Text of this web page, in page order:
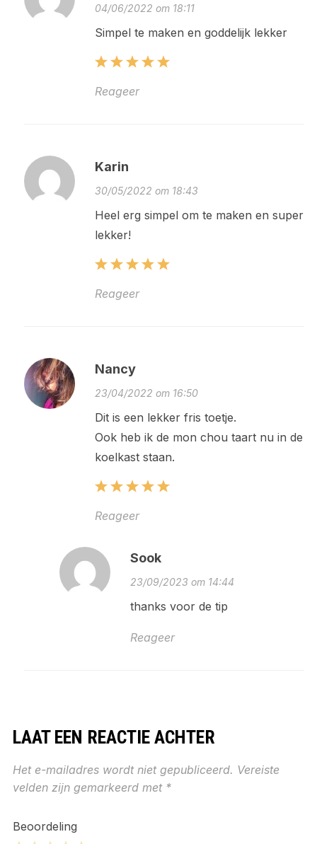
04/06/2022 om 18:11
Simpel te maken en goddelijk lekker
Reageer
Karin
30/05/2022 om 18:43
Heel erg simpel om te maken en super
lekker!
Reageer
Nancy
23/04/2022 om 16:50
Dit is een lekker fris toetje.
Ook heb ik de mon chou taart nu in de
koelkast staan.
Reageer
Sook
23/09/2023 om 14:44
thanks voor de tip
Reageer
LAAT EEN REACTIE ACHTER
Het e-mailadres wordt niet gepubliceerd. Vereiste
velden zijn gemarkeerd met *
Beoordeling